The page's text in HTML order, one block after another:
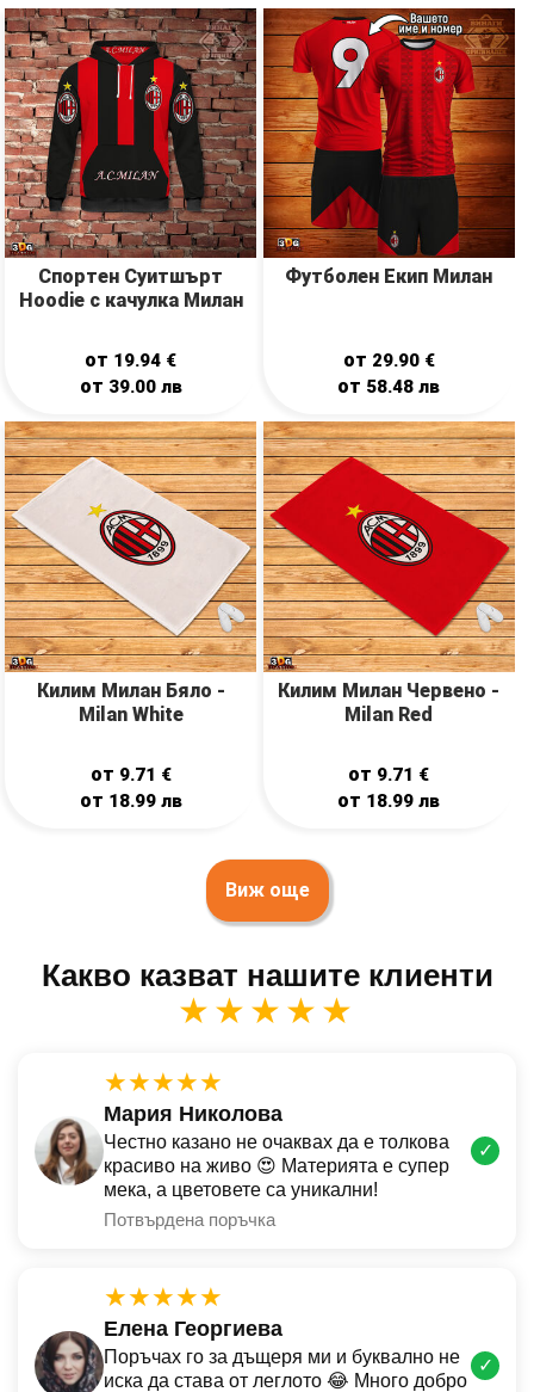
Спортен Суитшърт
Hoodie с качулка Милан
от 19.94 €
от 39.00 лв
Футболен Екип Милан
от 29.90 €
от 58.48лв
Килим Милан Бяло -
Milan White
от 9.71 €
от 18.99 лв
Килим Милан Червено -
Milan Red
от 9.71 €
от 18.99лв
Виж още
Какво казват нашите клиенти
★★★★★
★★★★★
Мария Николова
Честно казано не очаквах да е толкова
красиво на живо 😍 Материята е супер
мека, а цветовете са уникални!
Потвърдена поръчка
✓
★★★★★
Елена Георгиева
Поръчах го за дъщеря ми и буквално не
иска да става от леглото 😂 Много добро
✓